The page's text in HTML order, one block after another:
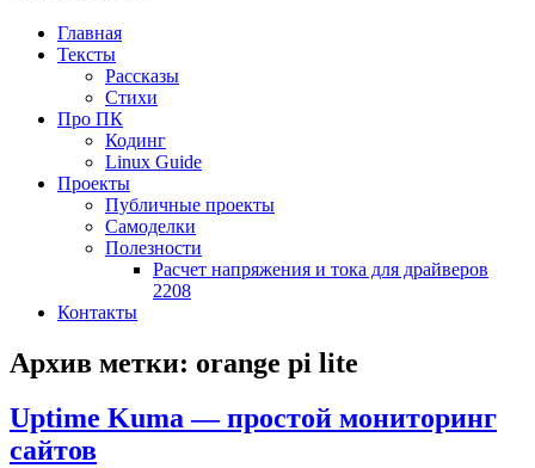
Главная
Тексты
Рассказы
Стихи
Про ПК
Кодинг
Linux Guide
Проекты
Публичные проекты
Самоделки
Полезности
Расчет напряжения и тока для драйверов
2208
Контакты
Архив метки: orange pi lite
Uptime Kuma — простой мониторинг
сайтов